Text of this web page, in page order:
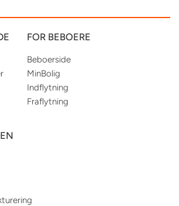
FOR BEBOERE
Beboerside
MinBolig
Indflytning
Fraflytning